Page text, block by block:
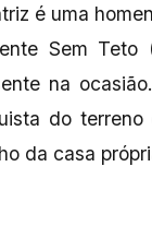
é uma
Sem Teto
na
do
da casa